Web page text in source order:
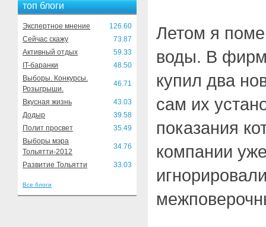
топ блоги
Экспертное мнение
126.60
Сейчас скажу
73.87
Активный отдых
59.33
IT-баранки
48.50
Выборы. Конкурсы.
Розыгрыши.
46.71
Вкусная жизнь
43.03
Додыр
39.58
Полит просвет
35.49
Выборы мэра
Тольятти-2012
34.76
Развитие Тольятти 33.03
Все блоги
Летом я
воды. В
купил два
сам их
показания
компании